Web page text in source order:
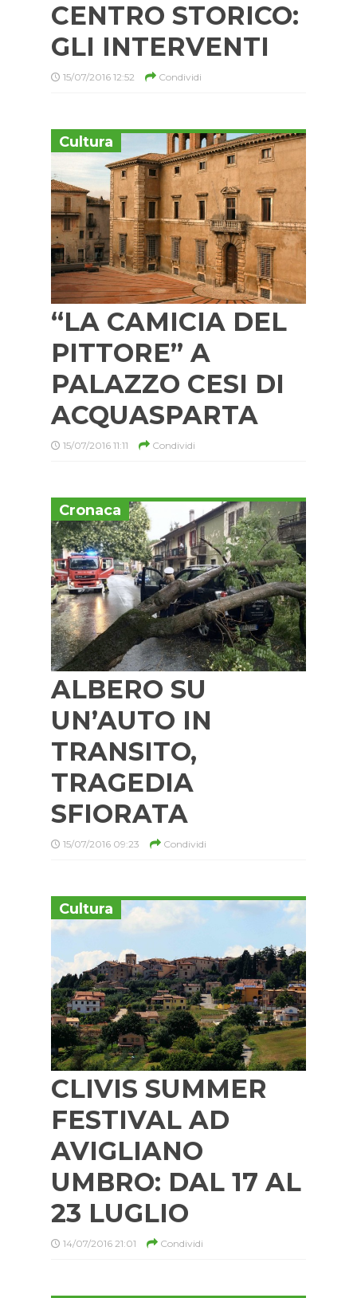
CENTRO STORICO:
GLI INTERVENTI
15/07/2016 12:52 Condividi
Cultura
“LA CAMICIA DEL
PITTORE” A
PALAZZO CESI DI
ACQUASPARTA
15/07/2016 11:11 Condividi
Cronaca
ALBERO SU
UN’AUTO IN
TRANSITO,
TRAGEDIA
SFIORATA
15/07/2016 09:23 Condividi
Cultura
CLIVIS SUMMER
FESTIVAL AD
AVIGLIANO
UMBRO: DAL 17 AL
23 LUGLIO
14/07/2016 21:01 Condividi